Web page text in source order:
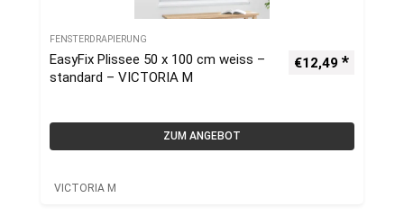
FENSTERDRAPIERUNG
EasyFix Plissee 50 x 100 cm weiss –
standard – VICTORIA M
€12,49
ZUM ANGEBOT
VICTORIA M